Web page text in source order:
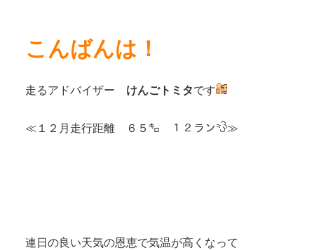
こんばんは！
走るアドバイザー けんごトミタです
≪１２月走行距離 ６５㌔ １２ラン ≫
連日の良い天気の恩恵で気温が高くなって